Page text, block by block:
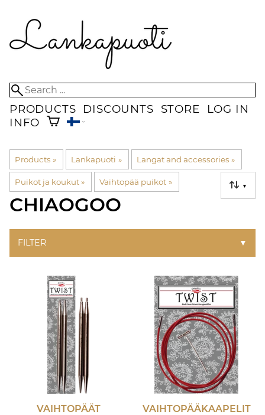
PRODUCTS DISCOUNTS STORE
LOG IN
INFO
Products ‪» Lankapuoti ‪» Langat and accessories ‪»
Puikot ja koukut‪» Vaihtopää puikot ‪» ▼
CHIAOGOO
FILTER ▼
VAIHTOPÄÄT VAIHTOPÄÄKAAPELIT